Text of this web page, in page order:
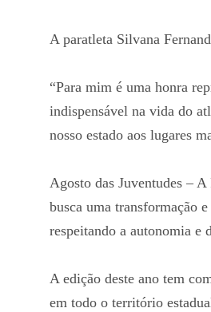
A paratleta Silvana
“Para mim é uma honra
indispensável na vida do
nosso estado aos lugares
Agosto das Juventudes –
busca uma transformação
respeitando a autonomia e
A edição deste ano tem
em todo o território